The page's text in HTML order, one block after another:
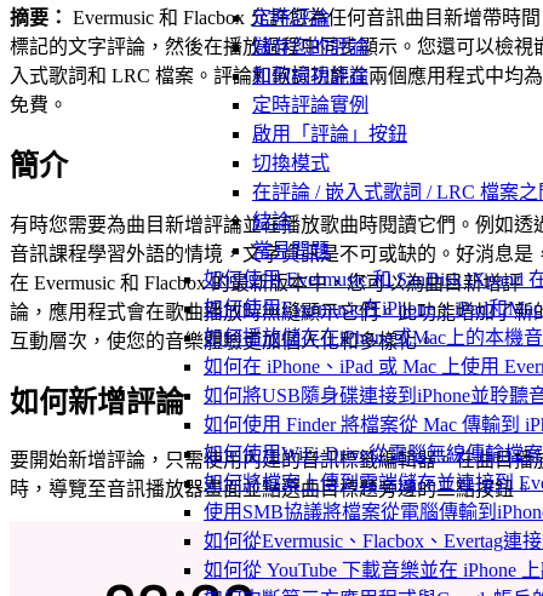
定時評論
儲存您的評論
如何檢視評論
定時評論實例
啟用「評論」按鈕
切換模式
在評論 / 嵌入式歌詞 / LRC 檔案
結論
常見問題
如何使用 Evermusic 和 SanDisk iXpand
如何使用Evermusic在iPhone、iPad和
如何播放儲存在iPhone或Mac上的本機
如何在 iPhone、iPad 或 Mac 上使用
如何將USB隨身碟連接到iPhone並聆聽
如何使用 Finder 將檔案從 Mac 傳輸到
如何使用WiFi-Drive從電腦無線傳輸檔案
如何將檔案上傳到雲端儲存並連接到
使用SMB協議將檔案從電腦傳輸到
如何從Evermusic、Flacbox、Evertag連
如何從 YouTube 下載音樂並在 iPhone
摘要： Evermusic 和 Flacbox 允許您為任何音訊曲目新增帶時間
標記的文字評論，然後在播放過程中同步顯示。您還可以檢視
入式歌詞和 LRC 檔案。評論和歌詞功能在兩個應用程式中均為
免費。
簡介
有時您需要為曲目新增評論並在播放歌曲時閱讀它們。例如透
音訊課程學習外語的情境，文字資訊是不可或缺的。好消息是
在 Evermusic 和 Flacbox 的最新版本中，您可以為曲目新增評
論，應用程式會在歌曲播放時無縫顯示它們。此功能增加了新
互動層次，使您的音樂體驗更加個人化和多樣化。
如何新增評論
要開始新增評論，只需使用內建的音訊標籤編輯器。在曲目播
時，導覽至音訊播放器畫面並點選曲目標題旁邊的三點按鈕。